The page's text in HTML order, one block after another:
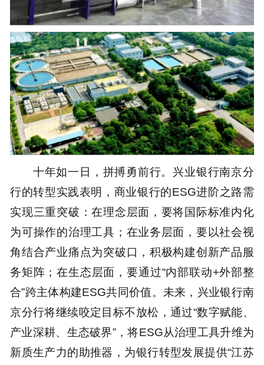
十年如一日，拼搏勇前行。兴业银行南京分
行的转型实践表明，商业银行的ESG进阶之路需
实现三重突破：在理念层面，要将国际标准内化
为可操作的治理工具；在业务层面，要以社会视
角结合产业痛点为突破口，积极构建创新产品服
务矩阵；在生态层面，要通过“内部联动+外部整
合”跨主体构建ESG共同价值。未来，兴业银行南
京分行将继续咬定目标不放松，通过“数字赋能、
产业深耕、生态破界”，将ESG从治理工具升维为
新质生产力的助推器，为银行转型发展提供“江苏